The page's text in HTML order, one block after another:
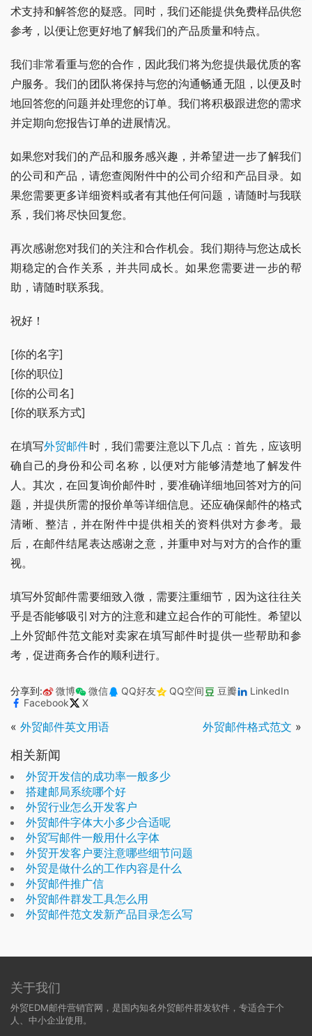
术支持和解答您的疑惑。同时，我们还能提供免费样品供您
参考，以便让您更好地了解我们的产品质量和特点。
我们非常看重与您的合作，因此我们将为您提供最优质的客
户服务。我们的团队将保持与您的沟通畅通无阻，以便及时
地回答您的问题并处理您的订单。我们将积极跟进您的需求
并定期向您报告订单的进展情况。
如果您对我们的产品和服务感兴趣，并希望进一步了解我们
的公司和产品，请您查阅附件中的公司介绍和产品目录。如
果您需要更多详细资料或者有其他任何问题，请随时与我联
系，我们将尽快回复您。
再次感谢您对我们的关注和合作机会。我们期待与您达成长
期稳定的合作关系，并共同成长。如果您需要进一步的帮
助，请随时联系我。
祝好！
[你的名字]
[你的职位]
[你的公司名]
[你的联系方式]
在填写外贸邮件时，我们需要注意以下几点：首先，应该明
确自己的身份和公司名称，以便对方能够清楚地了解发件
人。其次，在回复询价邮件时，要准确详细地回答对方的问
题，并提供所需的报价单等详细信息。还应确保邮件的格式
清晰、整洁，并在附件中提供相关的资料供对方参考。最
后，在邮件结尾表达感谢之意，并重申对与对方的合作的重
视。
填写外贸邮件需要细致入微，需要注重细节，因为这往往关
乎是否能够吸引对方的注意和建立起合作的可能性。希望以
上外贸邮件范文能对卖家在填写邮件时提供一些帮助和参
考，促进商务合作的顺利进行。
分享到: 微博 微信 QQ好友 QQ空间 豆瓣
LinkedIn
Facebook
X
« 外贸邮件英文用语 外贸邮件格式范文 »
相关新闻
外贸开发信的成功率一般多少
搭建邮局系统哪个好
外贸行业怎么开发客户
外贸邮件字体大小多少合适呢
外贸写邮件一般用什么字体
外贸开发客户要注意哪些细节问题
外贸是做什么的工作内容是什么
外贸邮件推广信
外贸邮件群发工具怎么用
外贸邮件范文发新产品目录怎么写
关于我们
外贸EDM邮件营销官网，是国内知名外贸邮件群发软件，专适合于个
人、中小企业使用。